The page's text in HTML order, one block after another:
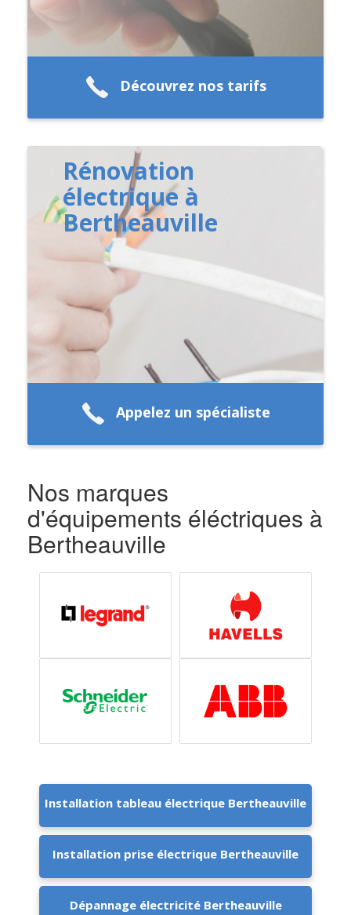
Découvrez nos tarifs
Rénovation
électrique à
Bertheauville
Appelez un spécialiste
Nos marques
d'équipements éléctriques à
Bertheauville
Installation tableau électrique Bertheauville
Installation prise électrique Bertheauville
Dépannage électricité Bertheauville